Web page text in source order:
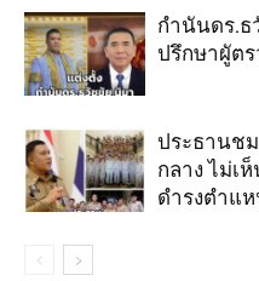
กำนันดร.ธ
ปรึกษาผูัต
ประธานช
กลาง ไม่เ
ดำรงตำแห